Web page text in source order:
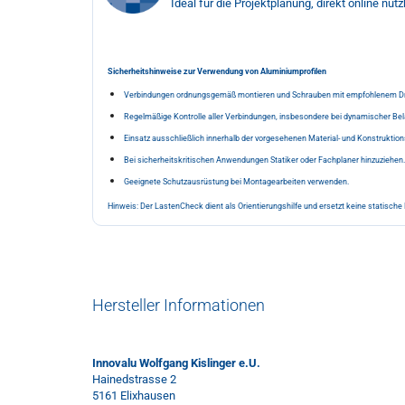
Ideal für die Projektplanung, direkt online
Sicherheitshinweise zur Verwendung von Aluminiumprofilen
Verbindungen ordnungsgemäß montieren und Schrauben mit empfohlenem
Regelmäßige Kontrolle aller Verbindungen, insbesondere bei dynamischer
Einsatz ausschließlich innerhalb der vorgesehenen Material- und
Bei sicherheitskritischen Anwendungen Statiker oder Fachplaner hinzuziehen.
Geeignete Schutzausrüstung bei Montagearbeiten verwenden.
Hinweis: Der LastenCheck dient als Orientierungshilfe und ersetzt keine statische
Hersteller Informationen
Innovalu Wolfgang Kislinger e.U.
Hainedstrasse 2
5161 Elixhausen